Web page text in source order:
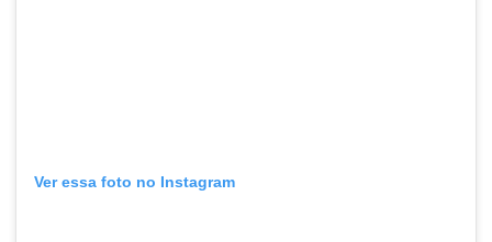
Ver essa foto no Instagram